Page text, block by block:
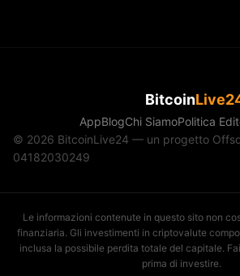
Bitcoin
AppBlogChi SiamoPolitica
© 2026 BitcoinLive24 — un progetto
04182030249
Le informazioni contenute in questo sito non
finanziaria. Gli investimenti in criptovalute
inclusa la possibile perdita totale del capitale.
prima di investire.